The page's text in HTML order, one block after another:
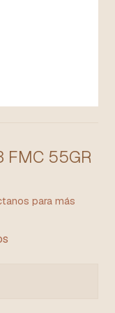
FMC 55GR
para más